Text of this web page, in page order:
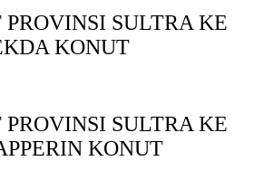
SULTRA KE
KONUT
SULTRA KE
KONUT